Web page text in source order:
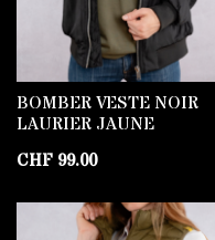
BOMBER VESTE NOIR
LAURIER JAUNE
CHF 99.00